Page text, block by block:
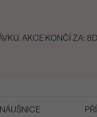
AKCE KONČÍ ZA:
NÁUŠNICE